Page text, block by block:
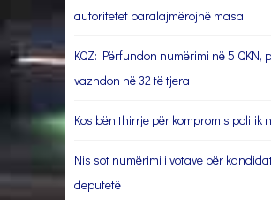
autoritetet paralajmërojnë masa
KQZ: Përfundon numërimi në 5 QKN,
vazhdon në 32 të tjera
Kos bën thirrje për kompromis politik
Nis sot numërimi i votave për
deputetë